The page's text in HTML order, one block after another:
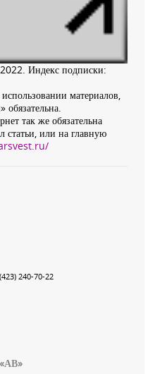
Индекс подписки:
материалов,
обязательна.
так же обязательна
статьи, или на главную
240-70-22